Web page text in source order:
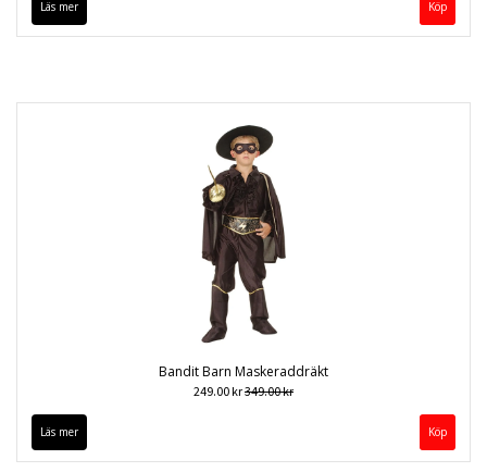
Läs mer Köp
Bandit Barn Maskeraddräkt
249.00 kr349.00 kr
Läs mer Köp